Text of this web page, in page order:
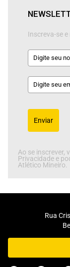
Inscreva-se
Enviar
Ao se inscrever,
Privacidade e
Atlético Mineiro.
Rua